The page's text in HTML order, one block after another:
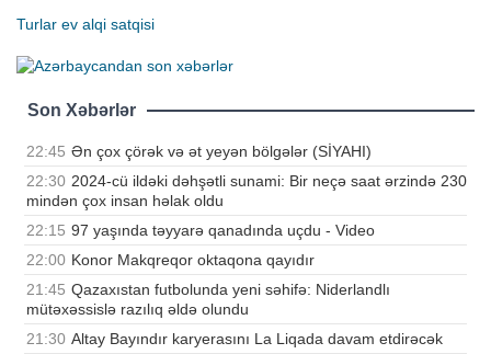
Turlar ev alqi satqisi
Son Xəbərlər
22:45 Ən çox çörək və ət yeyən bölgələr (SİYAHI)
22:30 2024-cü ildəki dəhşətli sunami: Bir neçə saat ərzində 230
mindən çox insan həlak oldu
22:15 97 yaşında təyyarə qanadında uçdu - Video
22:00 Konor Makqreqor oktaqona qayıdır
21:45 Qazaxıstan futbolunda yeni səhifə: Niderlandlı
mütəxəssislə razılıq əldə olundu
21:30 Altay Bayındır karyerasını La Liqada davam etdirəcək